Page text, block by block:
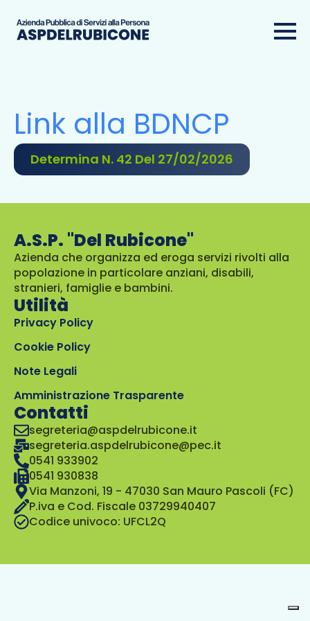
Link alla BDNCP
Determina N. 42 Del 27/02/2026
A.S.P. "Del Rubicone"
Azienda che organizza ed eroga servizi rivolti alla
popolazione in particolare anziani, disabili,
stranieri, famiglie e bambini.
Utilità
Privacy Policy
Cookie Policy
Note Legali
Amministrazione Trasparente
Contatti
segreteria@aspdelrubicone.it
segreteria.aspdelrubicone@pec.it
0541 933902
0541 930838
Via Manzoni, 19 - 47030 San Mauro Pascoli (FC)
P.iva e Cod. Fiscale 03729940407
Codice univoco: UFCL2Q